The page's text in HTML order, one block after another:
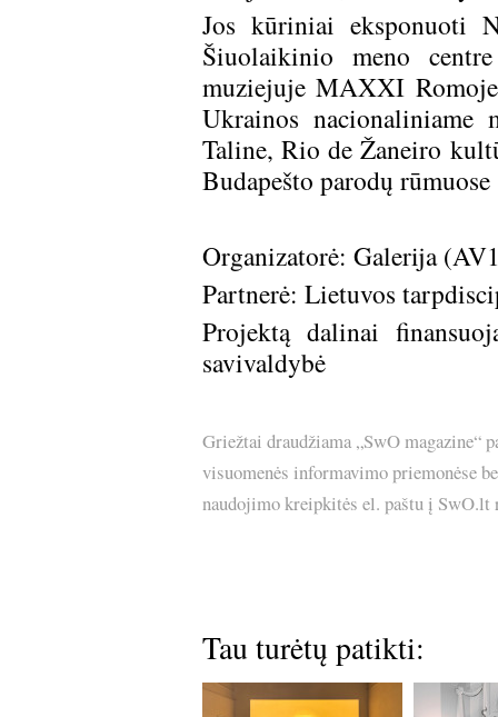
Jos kūriniai eksponuoti
Šiuolaikinio meno
muziejuje MAXXI
Ukrainos
Taline, Rio de Žaneiro
Budapešto parodų
Organizatorė: Galerija
Partnerė: Lietuvos
Projektą dalinai
savivaldybė
Griežtai draudžiama „SwO magazine“
visuomenės informavimo priemonėse
naudojimo kreipkitės el. paštu į
Tau turėtų patikti: